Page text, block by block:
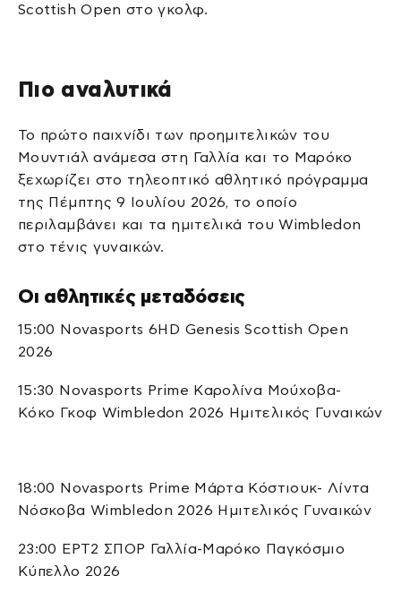
Scottish Open στο γκολφ.
Πιο αναλυτικά
Το πρώτο παιχνίδι των προημιτελικών του
Μουντιάλ ανάμεσα στη Γαλλία και το Μαρόκο
ξεχωρίζει στο τηλεοπτικό αθλητικό πρόγραμμα
της Πέμπτης 9 Ιουλίου 2026, το οποίο
περιλαμβάνει και τα ημιτελικά του Wimbledon
στο τένις γυναικών.
Οι αθλητικές μεταδόσεις
15:00 Novasports 6HD Genesis Scottish Open
2026
15:30 Novasports Prime Καρολίνα Μούχοβα-
Κόκο Γκοφ Wimbledon 2026 Ημιτελικός Γυναικών
18:00 Novasports Prime Μάρτα Κόστιουκ- Λίντα
Νόσκοβα Wimbledon 2026 Ημιτελικός Γυναικών
23:00 ΕΡΤ2 ΣΠΟΡ Γαλλία-Μαρόκο Παγκόσμιο
Κύπελλο 2026